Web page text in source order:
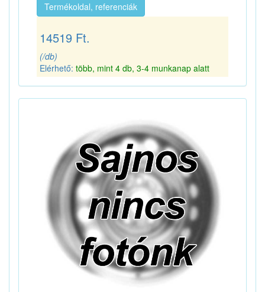
Termékoldal, referenciák
14519 Ft.
(/db)
Elérhető: több, mint 4 db, 3-4 munkanap alatt